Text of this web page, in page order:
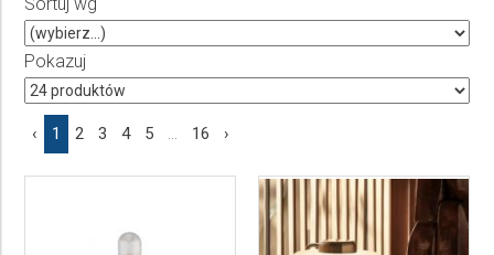
Producent
Wybierz producenta
Cena
Pokazuj
‹ 1 2 3 4 5 ... 16 ›